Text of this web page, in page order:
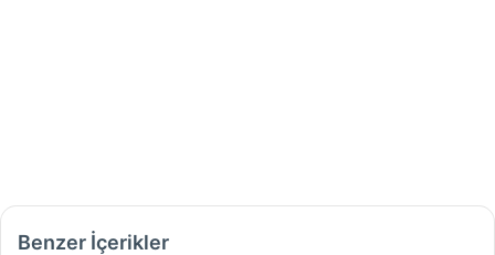
Benzer İçerikler